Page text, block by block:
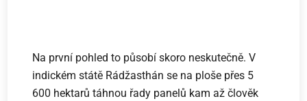
Na první pohled to působí skoro neskutečně. V
indickém státě Rádžasthán se na ploše přes 5
600 hektarů táhnou řady panelů kam až člověk